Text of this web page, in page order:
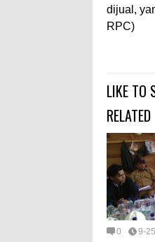
dijual,
RPC)
LIKE TO
RELATED
0 9-